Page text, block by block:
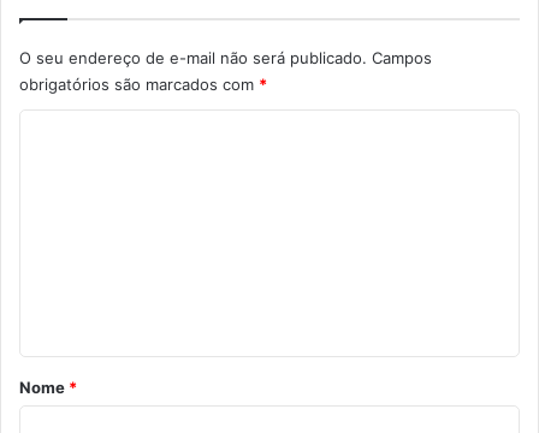
O seu endereço de e-mail não será publicado. Campos
obrigatórios são marcados com *
r
Nome *